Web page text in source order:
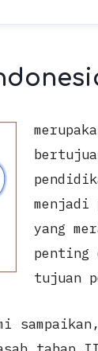
menjadi
yang
penting
tujuan